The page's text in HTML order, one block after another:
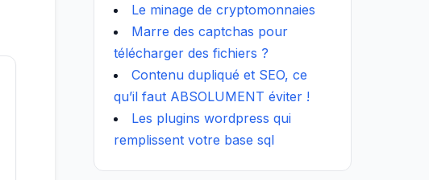
Le minage de cryptomonnaies
Marre des captchas pour
télécharger des fichiers ?
Contenu dupliqué et SEO, ce
qu’il faut ABSOLUMENT éviter !
Les plugins wordpress qui
remplissent votre base sql